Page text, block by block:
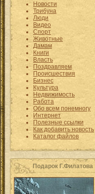
Новости
Трибуна
Люди
Видео
Спорт
Животные
Дамам
Книги
Власть
Поздравляем
Происшествия
Бизнес
Культура
Недвижимость
Работа
Обо всем понемногу
Интернет
Полезные ссылки
Как добавить новость
Каталог файлов
Подарок Г.Филатова